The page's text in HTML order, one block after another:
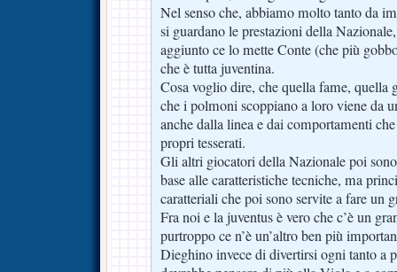
Nel senso che, abbiamo molto tanto da
si guardano le prestazioni della
aggiunto ce lo mette Conte (che più
che è tutta juventina.
Cosa voglio dire, che quella fame, quella
che i polmoni scoppiano a loro viene da
anche dalla linea e dai comportamenti
propri tesserati.
Gli altri giocatori della Nazionale poi
base alle caratteristiche tecniche, ma
caratteriali che poi sono servite a fare un
Fra noi e la juventus è vero che c’è un
purtroppo ce n’è un’altro ben più
Dieghino invece di divertirsi ogni tanto a